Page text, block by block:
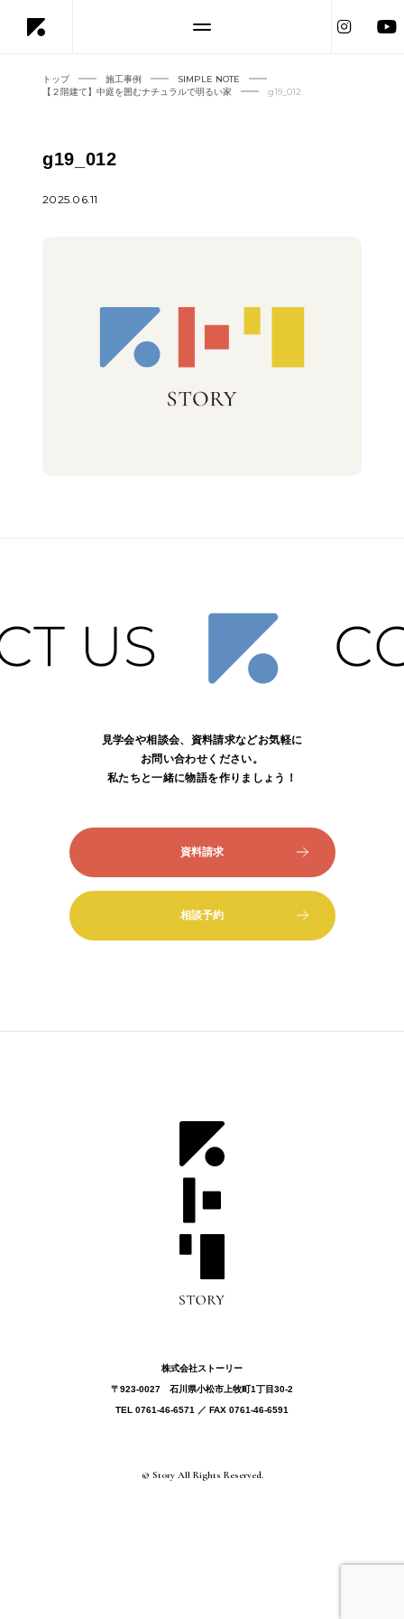
トップ 施工事例
SIMPLE NOTE
【２階建て】中庭を囲むナチュラルで明るい家
g19_012
g19_012
2025.06.11
見学会や相談会、資料請求などお気軽に
お問い合わせください。
私たちと一緒に物語を作りましょう！
資料請求
相談予約
株式会社ストーリー
〒923-0027 ⽯川県⼩松市上牧町1丁目30-2
TEL 0761-46-6571 ／ FAX 0761-46-6591
© Story All Rights Reserved.